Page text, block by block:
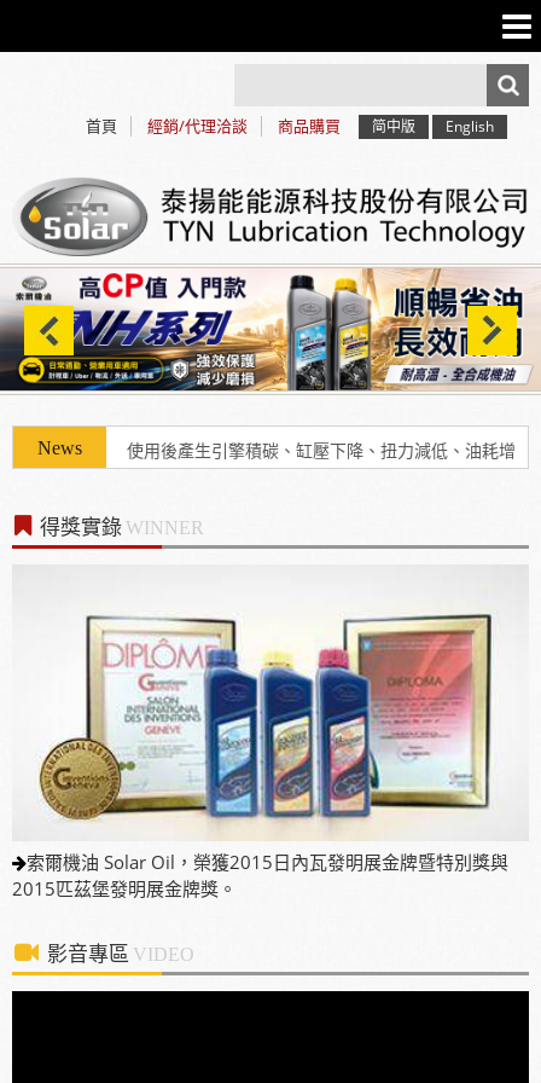
首頁 經銷/代理洽談 商品購買 简中版 English
使用後產生引擎積碳、缸壓下降、扭力減低、油耗增
2025年7月13日受KBS京都電視台邀請採訪，廣受日
使用「泰揚能 Solar 索爾機油」可有效解決車輛經年
使用後產生引擎積碳、缸壓下降、扭力減低、油耗增
加等現象
2025年7月13日受KBS京都電視台邀請採訪，廣受日
本當地通路詢問洽談進駐。
得獎實錄WINNER
索爾機油 Solar Oil，榮獲2015日內瓦發明展金牌暨特別獎與
2015匹茲堡發明展金牌獎。
影音專區 VIDEO